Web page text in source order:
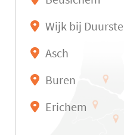
Wijk bij
Asch
Buren
Erichem